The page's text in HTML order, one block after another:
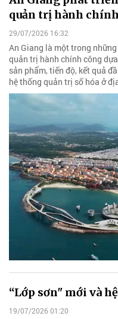
quản trị hành
29/07/2026 16:32
An Giang là một trong
quản trị hành chính công
sản phẩm, tiến độ, kết quả
hệ thống quản trị số hóa ở
“Lớp sơn" mới và
19/07/2026 01:20